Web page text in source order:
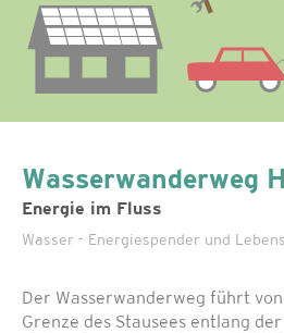
Wasserwanderweg
Energie im Fluss
Wasser - Energiespender und
Der Wasserwanderweg führt
Grenze des Stausees entlang